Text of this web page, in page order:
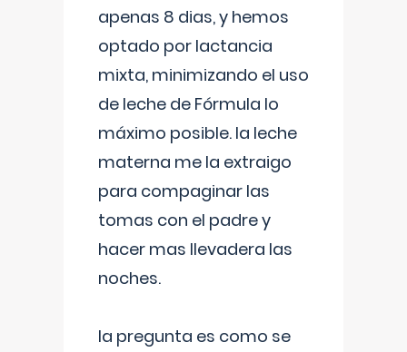
apenas 8 dias, y hemos
optado por lactancia
mixta, minimizando el uso
de leche de Fórmula lo
máximo posible. la leche
materna me la extraigo
para compaginar las
tomas con el padre y
hacer mas llevadera las
noches.
la pregunta es como se